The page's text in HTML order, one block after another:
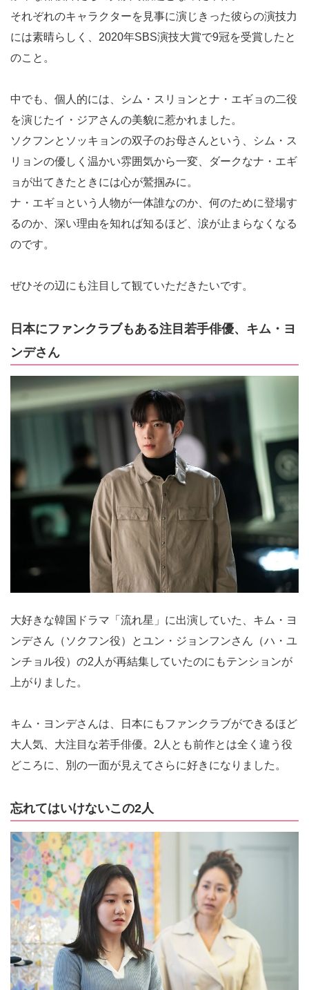
それぞれのキャラクターを見事に演じきった彼らの演技力
には素晴らしく、2020年SBS演技大賞で9冠を受賞したと
のこと。
中でも、個人的には、シム・スリョンとナ・エギョの二役
を演じたイ・ジアさんの美貌に惹かれました。
ソクフンとソッキョンの双子のお母さんという、シム・ス
リョンの優しく温かい雰囲気から一変、ダークなナ・エギ
ョが出てきたときには心が鷲掴みに。
ナ・エギョという人物が一体誰なのか、何のために登場す
るのか、深い理由を知れば知るほど、涙が止まらなくなる
のです。
ぜひその辺にも注目して観ていただきたいです。
日本にファンクラブもある注目若手俳優、キム・ヨ
ンデさん
大好きな韓国ドラマ「流れ星」に出演していた、キム・ヨ
ンデさん（ソクフン役）とユン・ジョンフンさん（ハ・ユ
ンチョル役）の2人が再結集していたのにもテンションが
上がりました。
キム・ヨンデさんは、日本にもファンクラブができるほど
大人気、大注目な若手俳優。2人とも前作とは全く違う役
どころに、別の一面が見えてさらに好きになりました。
忘れてはいけないこの2人